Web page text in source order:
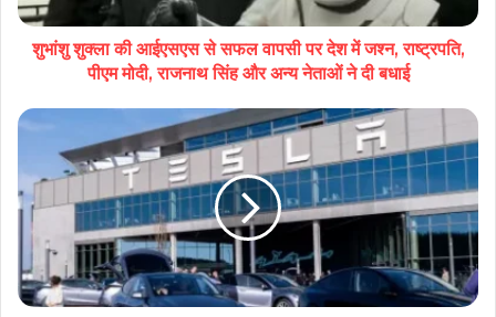
शुभांशु शुक्ला की आईएसएस से सफल वापसी पर देश में जश्न, राष्ट्रपति,
पीएम मोदी, राजनाथ सिंह और अन्य नेताओं ने दी बधाई